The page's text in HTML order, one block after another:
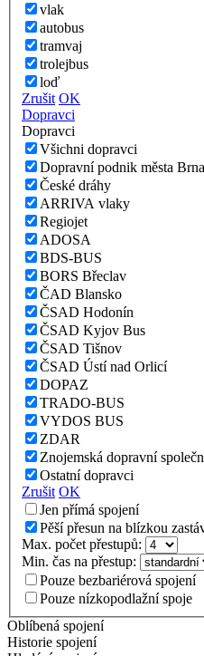
vlak
autobus
tramvaj
trolejbus
loď
Zrušit OK
Dopravci
Dopravci
Všichni dopravci
Dopravní podnik města Brna
České dráhy
ARRIVA vlaky
Regiojet
ADOSA
BDS-BUS
BORS Břeclav
ČAD Blansko
ČSAD Hodonín
ČSAD Kyjov Bus
ČSAD Tišnov
ČSAD Ústí nad Orlicí
DOPAZ
TRADO-BUS
VYDOS BUS
ZDAR
Znojemská dopravní
Ostatní dopravci
Zrušit OK
Jen přímá spojení
Pěší přesun na blízkou
Max. počet přestupů:
Min. čas na přestup:
Pouze bezbariérová spojení
Pouze nízkopodlažní spoje
Oblíbená spojení
Historie spojení